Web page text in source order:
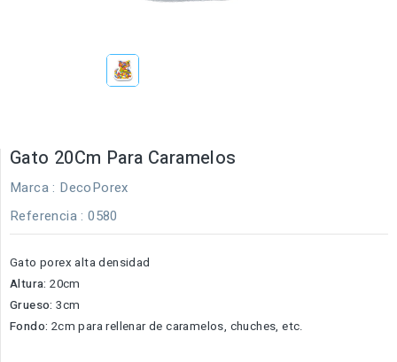
Gato 20Cm Para Caramelos
Marca : DecoPorex
Referencia : 0580
Gato porex alta densidad
Altura: 20cm
Grueso: 3cm
Fondo: 2cm para rellenar de caramelos, chuches, etc.